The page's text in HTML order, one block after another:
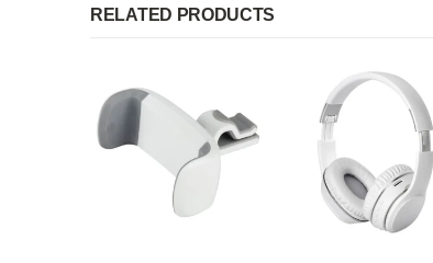
RELATED PRODUCTS